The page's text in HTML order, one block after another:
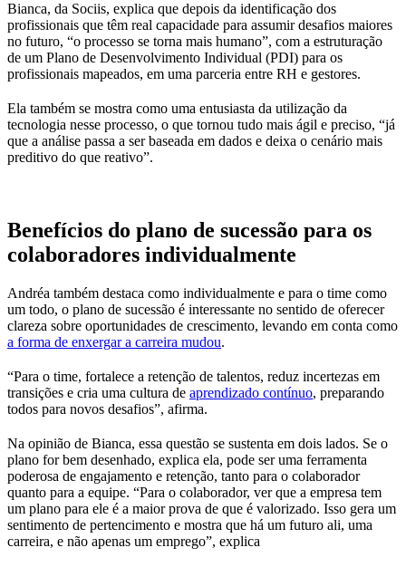
Bianca, da Sociis, explica que depois da identificação dos
profissionais que têm real capacidade para assumir desafios maiores
no futuro, “o processo se torna mais humano”, com a estruturação
de um Plano de Desenvolvimento Individual (PDI) para os
profissionais mapeados, em uma parceria entre RH e gestores.
Ela também se mostra como uma entusiasta da utilização da
tecnologia nesse processo, o que tornou tudo mais ágil e preciso, “já
que a análise passa a ser baseada em dados e deixa o cenário mais
preditivo do que reativo”.
Benefícios do plano de sucessão para os
colaboradores individualmente
Andréa também destaca como individualmente e para o time como
um todo, o plano de sucessão é interessante no sentido de oferecer
clareza sobre oportunidades de crescimento, levando em conta como
a forma de enxergar a carreira mudou.
“Para o time, fortalece a retenção de talentos, reduz incertezas em
transições e cria uma cultura de aprendizado contínuo, preparando
todos para novos desafios”, afirma.
Na opinião de Bianca, essa questão se sustenta em dois lados. Se o
plano for bem desenhado, explica ela, pode ser uma ferramenta
poderosa de engajamento e retenção, tanto para o colaborador
quanto para a equipe. “Para o colaborador, ver que a empresa tem
um plano para ele é a maior prova de que é valorizado. Isso gera um
sentimento de pertencimento e mostra que há um futuro ali, uma
carreira, e não apenas um emprego”, explica